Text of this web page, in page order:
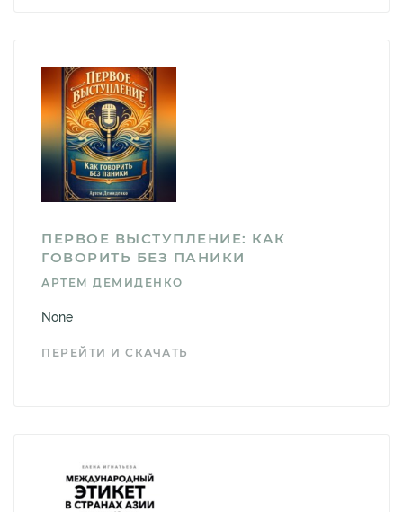
ПЕРВОЕ ВЫСТУПЛЕНИЕ: КАК
ГОВОРИТЬ БЕЗ ПАНИКИ
АРТЕМ ДЕМИДЕНКО
None
ПЕРЕЙТИ И СКАЧАТЬ